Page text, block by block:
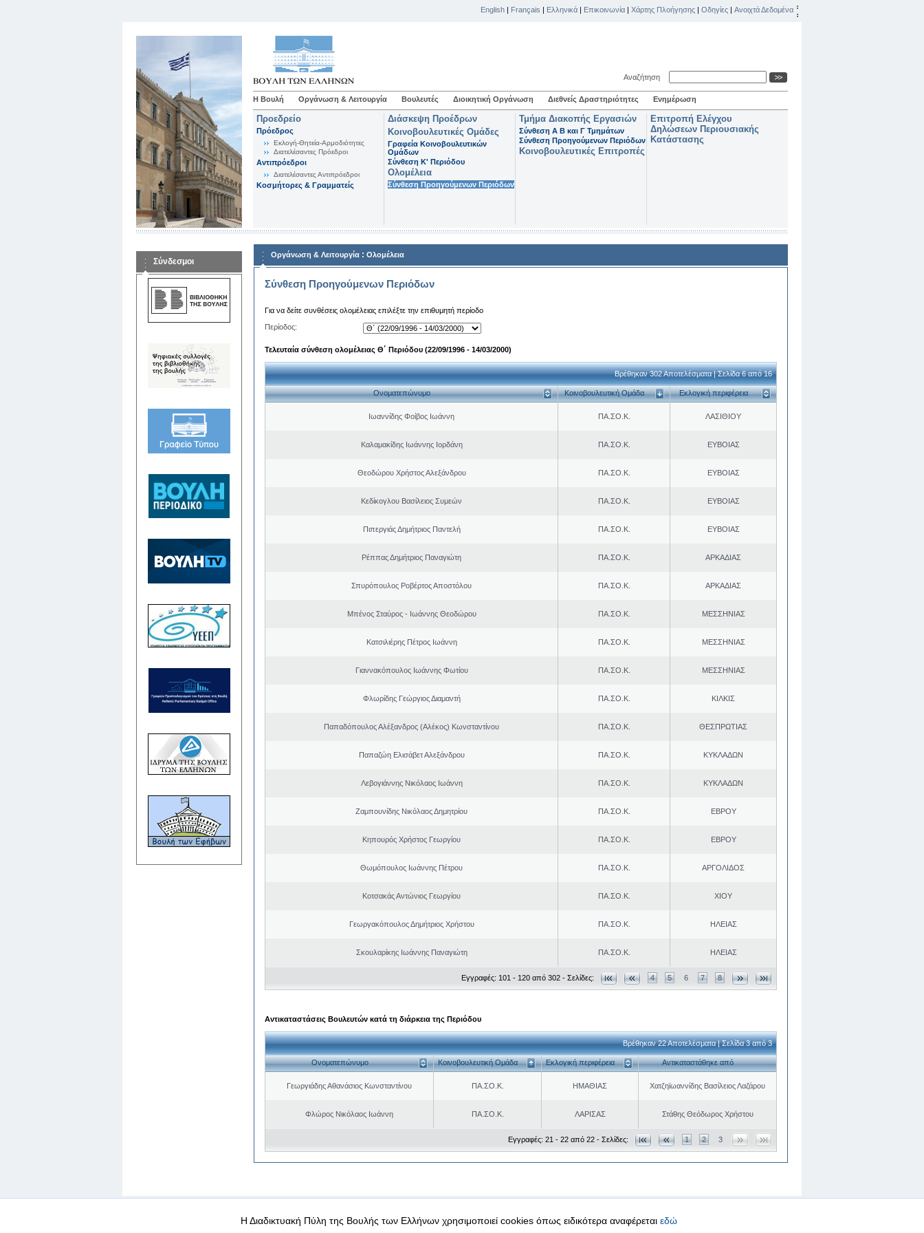
English | Français | Ελληνικά | Επικοινωνία | Χάρτης Πλοήγησης | Οδηγίες | Ανοιχτά Δεδομένα
Αναζήτηση
Η Βουλή Οργάνωση & Λειτουργία Βουλευτές Διοικητική Οργάνωση Διεθνείς Δραστηριότητες Ενημέρωση
Προεδρείο
Πρόεδρος
Εκλογή-Θητεία-Αρμοδιότητες
Διατελέσαντες Πρόεδροι
Αντιπρόεδροι
Διατελέσαντες Αντιπρόεδροι
Κοσμήτορες & Γραμματείς
Διάσκεψη Προέδρων
Κοινοβουλευτικές Ομάδες
Γραφεία Κοινοβουλευτικών
Ομάδων
Σύνθεση K' Περιόδου
Ολομέλεια
Σύνθεση Προηγούμενων Περιόδων
Τμήμα Διακοπής Εργασιών
Σύνθεση Α Β και Γ Τμημάτων
Σύνθεση Προηγούμενων Περιόδων
Κοινοβουλευτικές Επιτροπές
Επιτροπή Ελέγχου
Δηλώσεων Περιουσιακής
Κατάστασης
Σύνδεσμοι
Οργάνωση & Λειτουργία : Ολομέλεια
Σύνθεση Προηγούμενων Περιόδων
Για να δείτε συνθέσεις ολομέλειας επιλέξτε την επιθυμητή περίοδο
Περίοδος:
Τελευταία σύνθεση ολομέλειας Θ΄ Περιόδου (22/09/1996 - 14/03/2000)
Βρέθηκαν 302 Αποτελέσματα | Σελίδα 6 από 16
Ονοματεπώνυμο Κοινοβουλευτική Ομάδα Εκλογική περιφέρεια
Ιωαννίδης Φοίβος Ιωάννη ΠΑ.ΣΟ.Κ. ΛΑΣΙΘΙΟΥ
Καλαμακίδης Ιωάννης Ιορδάνη ΠΑ.ΣΟ.Κ. ΕΥΒΟΙΑΣ
Θεοδώρου Χρήστος Αλεξάνδρου ΠΑ.ΣΟ.Κ. ΕΥΒΟΙΑΣ
Κεδίκογλου Βασίλειος Συμεών ΠΑ.ΣΟ.Κ. ΕΥΒΟΙΑΣ
Πιπεργιάς Δημήτριος Παντελή ΠΑ.ΣΟ.Κ. ΕΥΒΟΙΑΣ
Ρέππας Δημήτριος Παναγιώτη ΠΑ.ΣΟ.Κ. ΑΡΚΑΔΙΑΣ
Σπυρόπουλος Ροβέρτος Αποστόλου ΠΑ.ΣΟ.Κ. ΑΡΚΑΔΙΑΣ
Μπένος Σταύρος - Ιωάννης Θεοδώρου ΠΑ.ΣΟ.Κ. ΜΕΣΣΗΝΙΑΣ
Κατσιλιέρης Πέτρος Ιωάννη ΠΑ.ΣΟ.Κ. ΜΕΣΣΗΝΙΑΣ
Γιαννακόπουλος Ιωάννης Φωτίου ΠΑ.ΣΟ.Κ. ΜΕΣΣΗΝΙΑΣ
Φλωρίδης Γεώργιος Διαμαντή ΠΑ.ΣΟ.Κ. ΚΙΛΚΙΣ
Παπαδόπουλος Αλέξανδρος (Αλέκος) Κωνσταντίνου ΠΑ.ΣΟ.Κ. ΘΕΣΠΡΩΤΙΑΣ
Παπαζώη Ελισάβετ Αλεξάνδρου ΠΑ.ΣΟ.Κ. ΚΥΚΛΑΔΩΝ
Λεβογιάννης Νικόλαος Ιωάννη ΠΑ.ΣΟ.Κ. ΚΥΚΛΑΔΩΝ
Ζαμπουνίδης Νικόλαος Δημητρίου ΠΑ.ΣΟ.Κ. ΕΒΡΟΥ
Κηπουρός Χρήστος Γεωργίου ΠΑ.ΣΟ.Κ. ΕΒΡΟΥ
Θωμόπουλος Ιωάννης Πέτρου ΠΑ.ΣΟ.Κ. ΑΡΓΟΛΙΔΟΣ
Κοτσακάς Αντώνιος Γεωργίου ΠΑ.ΣΟ.Κ. ΧΙΟΥ
Γεωργακόπουλος Δημήτριος Χρήστου ΠΑ.ΣΟ.Κ. ΗΛΕΙΑΣ
Σκουλαρίκης Ιωάννης Παναγιώτη ΠΑ.ΣΟ.Κ. ΗΛΕΙΑΣ
Εγγραφές: 101 - 120 από 302 - Σελίδες: 4 5 6 7 8
Αντικαταστάσεις Βουλευτών κατά τη διάρκεια της Περιόδου
Βρέθηκαν 22 Αποτελέσματα | Σελίδα 3 από 3
Ονοματεπώνυμο Κοινοβουλευτική Ομάδα Εκλογική περιφέρεια Αντικαταστάθηκε από
Γεωργιάδης Αθανάσιος Κωνσταντίνου ΠΑ.ΣΟ.Κ. ΗΜΑΘΙΑΣ Χατζηϊωαννίδης Βασίλειος Λαζάρου
Φλώρος Νικόλαος Ιωάννη ΠΑ.ΣΟ.Κ. ΛΑΡΙΣΑΣ Στάθης Θεόδωρος Χρήστου
Εγγραφές: 21 - 22 από 22 - Σελίδες: 1 2 3
Όροι χρήσης Προσωπικά δεδομένα Ασφάλεια & Πρόσβαση
Η Διαδικτυακή Πύλη της Βουλής των Ελλήνων χρησιμοποιεί cookies όπως ειδικότερα αναφέρεται εδώ